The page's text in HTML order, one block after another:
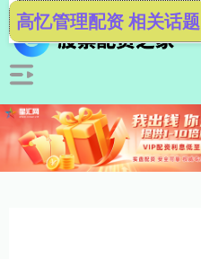
高忆管理配资 相关话题